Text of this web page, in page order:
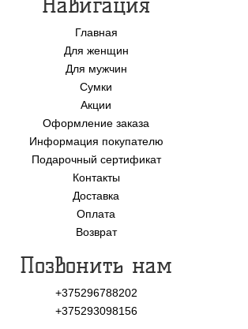
Главная
Для женщин
Для мужчин
Сумки
Акции
Оформление заказа
Информация покупателю
Подарочный сертификат
Контакты
Доставка
Оплата
Возврат
Позвонить нам
+375296788202
+375293098156